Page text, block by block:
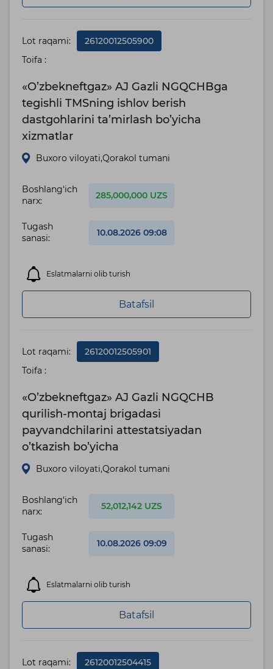
Lot raqami:
26120012505900
Toifa :
«O’zbekneftgaz» AJ Gazli NGQCHBga
tegishli TMSning ishlov berish
dastgohlarini ta’mirlash bo’yicha
xizmatlar
Buxoro viloyati,Qorakol tumani
Boshlang‘ich
narx:
285,000,000 UZS
Tugash
sanasi:
10.08.2026 09:08
Eslatmalarni olib turish
Batafsil
Lot raqami:
26120012505901
Toifa :
«O’zbekneftgaz» AJ Gazli NGQCHB
qurilish-montaj brigadasi
payvandchilarini attestatsiyadan
o’tkazish bo’yicha
Buxoro viloyati,Qorakol tumani
Boshlang‘ich
narx:
52,012,142 UZS
Tugash
sanasi:
10.08.2026 09:09
Eslatmalarni olib turish
Batafsil
Lot raqami:
26120012504415